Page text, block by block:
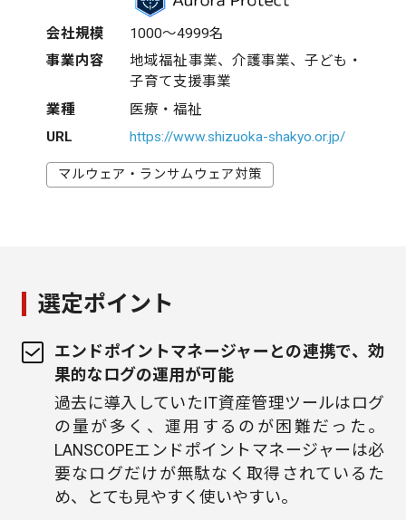
会社規模
1000～4999名
事業内容
地域福祉事業、介護事業、子ども・
子育て支援事業
業種
医療・福祉
URL
https://www.shizuoka-shakyo.or.jp/
マルウェア・ランサムウェア対策
選定ポイント
エンドポイントマネージャーとの連携で、効
果的なログの運用が可能
過去に導入していたIT資産管理ツールはログ
の量が多く、運用するのが困難だった。
LANSCOPEエンドポイントマネージャーは必
要なログだけが無駄なく取得されているた
め、とても見やすく使いやすい。